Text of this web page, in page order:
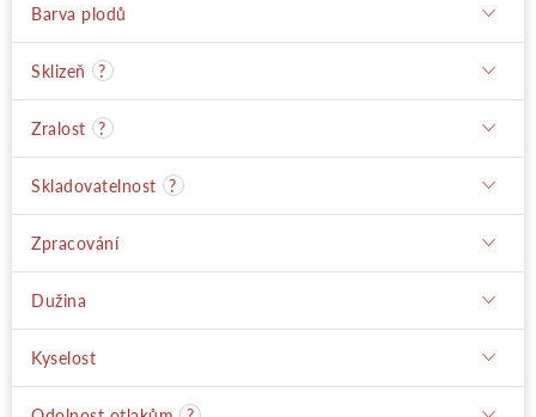
Barva plodů
Sklizeň ?
Zralost ?
Skladovatelnost ?
Zpracování
Dužina
Kyselost